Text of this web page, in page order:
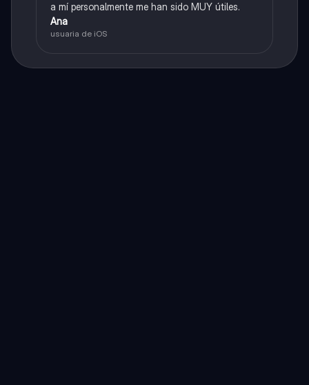
a mí personalmente me han sido MUY útiles.
Ana
usuaria de iOS